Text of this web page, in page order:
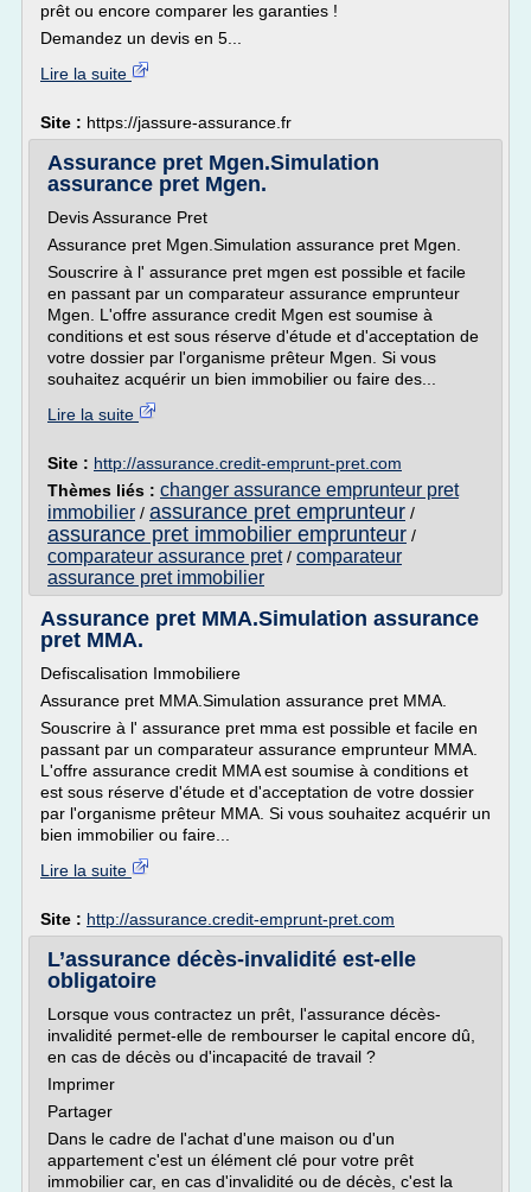
prêt ou encore comparer les garanties !
Demandez un devis en 5...
Lire la suite
Site : https://jassure-assurance.fr
Assurance pret Mgen.Simulation
assurance pret Mgen.
Devis Assurance Pret
Assurance pret Mgen.Simulation assurance pret Mgen.
Souscrire à l' assurance pret mgen est possible et facile
en passant par un comparateur assurance emprunteur
Mgen. L'offre assurance credit Mgen est soumise à
conditions et est sous réserve d'étude et d'acceptation de
votre dossier par l'organisme prêteur Mgen. Si vous
souhaitez acquérir un bien immobilier ou faire des...
Lire la suite
Site : http://assurance.credit-emprunt-pret.com
Thèmes liés : changer assurance emprunteur pret
immobilier / assurance pret emprunteur /
assurance pret immobilier emprunteur /
comparateur assurance pret/ comparateur
assurance pret immobilier
Assurance pret MMA.Simulation assurance
pret MMA.
Defiscalisation Immobiliere
Assurance pret MMA.Simulation assurance pret MMA.
Souscrire à l' assurance pret mma est possible et facile en
passant par un comparateur assurance emprunteur MMA.
L'offre assurance credit MMA est soumise à conditions et
est sous réserve d'étude et d'acceptation de votre dossier
par l'organisme prêteur MMA. Si vous souhaitez acquérir un
bien immobilier ou faire...
Lire la suite
Site : http://assurance.credit-emprunt-pret.com
L’assurance décès-invalidité est-elle
obligatoire
Lorsque vous contractez un prêt, l'assurance décès-
invalidité permet-elle de rembourser le capital encore dû,
en cas de décès ou d'incapacité de travail ?
Imprimer
Partager
Dans le cadre de l'achat d'une maison ou d'un
appartement c'est un élément clé pour votre prêt
immobilier car, en cas d'invalidité ou de décès, c'est la